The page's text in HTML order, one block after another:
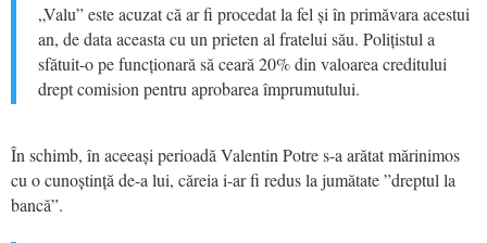
„Valu” este acuzat că ar fi procedat la fel și în primăvara acestui
an, de data aceasta cu un prieten al fratelui său. Polițistul a
sfătuit-o pe funcționară să ceară 20% din valoarea creditului
drept comision pentru aprobarea împrumutului.
În schimb, în aceeași perioadă Valentin Potre s-a arătat mărinimos
cu o cunoștință de-a lui, căreia i-ar fi redus la jumătate ”dreptul la
bancă”.